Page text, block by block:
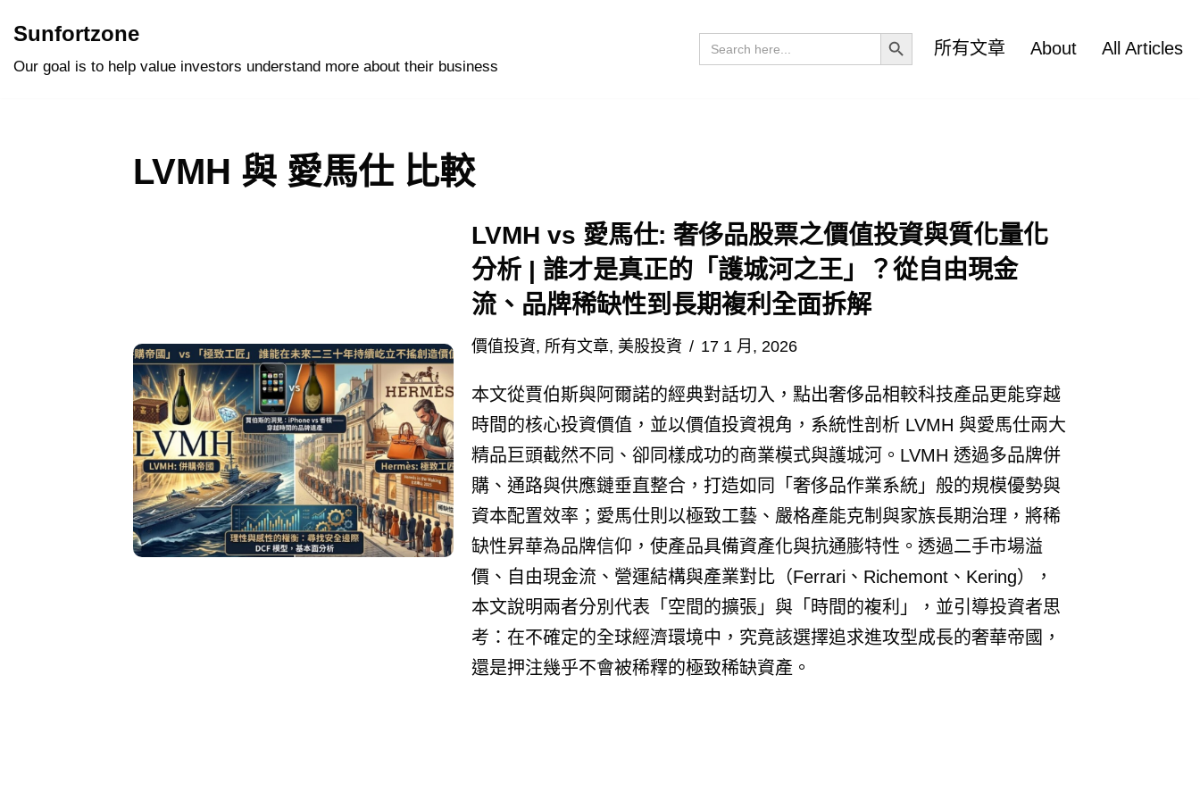
Sunfortzone
Our goal is to help value investors understand more about their business
Search
for:
Search Button
所有文章
About All Articles
LVMH 與 愛馬仕 比較
LVMH vs 愛馬仕: 奢侈品股票之價值投資與質化量化
分析 | 誰才是真正的「護城河之王」？從自由現金
流、品牌稀缺性到長期複利全面拆解
價值投資, 所有文章, 美股投資 17 1 月, 2026
本文從賈伯斯與阿爾諾的經典對話切入，點出奢侈品相較科技產品更能穿越
時間的核心投資價值，並以價值投資視角，系統性剖析 LVMH 與愛馬仕兩大
精品巨頭截然不同、卻同樣成功的商業模式與護城河。LVMH 透過多品牌併
購、通路與供應鏈垂直整合，打造如同「奢侈品作業系統」般的規模優勢與
資本配置效率；愛馬仕則以極致工藝、嚴格產能克制與家族長期治理，將稀
缺性昇華為品牌信仰，使產品具備資產化與抗通膨特性。透過二手市場溢
價、自由現金流、營運結構與產業對比（Ferrari、Richemont、Kering），
本文說明兩者分別代表「空間的擴張」與「時間的複利」，並引導投資者思
考：在不確定的全球經濟環境中，究竟該選擇追求進攻型成長的奢華帝國，
還是押注幾乎不會被稀釋的極致稀缺資產。